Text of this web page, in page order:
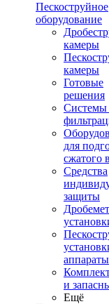
Пескоструйное
оборудование
камеры
камеры
Готовые
решения
Системы
для
сжатого
Средства
защиты
аппараты
и
Ещё